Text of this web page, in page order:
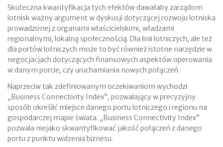
Skuteczna kwantyfikacja tych efektów dawałaby zarządom
lotnisk ważny argument w dyskusji dotyczącej rozwoju lotniska
prowadzonej z organami właścicielskimi, władzami
regionalnymi, lokalną społecznością. Dla linii lotniczych, ale też
dla portów lotniczych może to być również istotne narzędzie w
negocjacjach dotyczących finansowych aspektów operowania
w danym porcie, czy uruchamiania nowych połączeń.
Naprzeciw tak zdefiniowanym oczekiwaniom wychodzi
„Business Connectivity Index”, pozwalający w precyzyjny
sposób określić miejsce danego portu lotniczego i regionu na
gospodarczej mapie świata. „Business Connectivity Index”
pozwala niejako skwantyfikować jakość połączeń z danego
portu z punktu widzenia biznesu.